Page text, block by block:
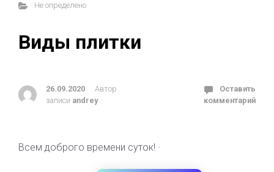
Не определено
Виды плитки
26.09.2020
Автор
записи andrey
Оставить
комментарий
Всем доброго времени суток! ·